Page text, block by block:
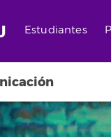
Estudiantes